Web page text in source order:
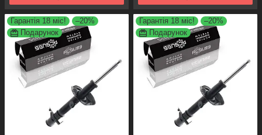
Гарантія 18 міс!
–20%
Подарунок
Гарантія 18 міс!
–20%
Подарунок